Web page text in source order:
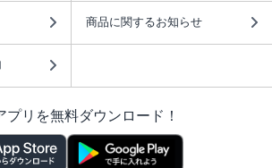
商品に関するお知らせ
プリを無料ダウンロード！